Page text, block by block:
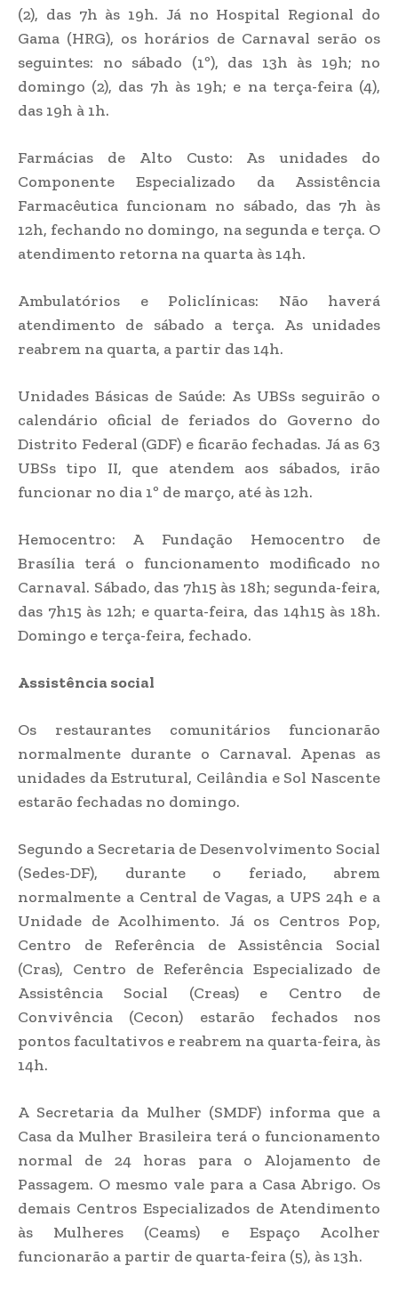
(2), das 7h às 19h. Já no Hospital Regional do
Gama (HRG), os horários de Carnaval serão os
seguintes: no sábado (1º), das 13h às 19h; no
domingo (2), das 7h às 19h; e na terça-feira (4),
das 19h à 1h.
Farmácias de Alto Custo: As unidades do
Componente Especializado da Assistência
Farmacêutica funcionam no sábado, das 7h às
12h, fechando no domingo, na segunda e terça. O
atendimento retorna na quarta às 14h.
Ambulatórios e Policlínicas: Não haverá
atendimento de sábado a terça. As unidades
reabrem na quarta, a partir das 14h.
Unidades Básicas de Saúde: As UBSs seguirão o
calendário oficial de feriados do Governo do
Distrito Federal (GDF) e ficarão fechadas. Já as 63
UBSs tipo II, que atendem aos sábados, irão
funcionar no dia 1º de março, até às 12h.
Hemocentro: A Fundação Hemocentro de
Brasília terá o funcionamento modificado no
Carnaval. Sábado, das 7h15 às 18h; segunda-feira,
das 7h15 às 12h; e quarta-feira, das 14h15 às 18h.
Domingo e terça-feira, fechado.
Assistência social
Os restaurantes comunitários funcionarão
normalmente durante o Carnaval. Apenas as
unidades da Estrutural, Ceilândia e Sol Nascente
estarão fechadas no domingo.
Segundo a Secretaria de Desenvolvimento Social
(Sedes-DF), durante o feriado, abrem
normalmente a Central de Vagas, a UPS 24h e a
Unidade de Acolhimento. Já os Centros Pop,
Centro de Referência de Assistência Social
(Cras), Centro de Referência Especializado de
Assistência Social (Creas) e Centro de
Convivência (Cecon) estarão fechados nos
pontos facultativos e reabrem na quarta-feira, às
14h.
A Secretaria da Mulher (SMDF) informa que a
Casa da Mulher Brasileira terá o funcionamento
normal de 24 horas para o Alojamento de
Passagem. O mesmo vale para a Casa Abrigo. Os
demais Centros Especializados de Atendimento
às Mulheres (Ceams) e Espaço Acolher
funcionarão a partir de quarta-feira (5), às 13h.